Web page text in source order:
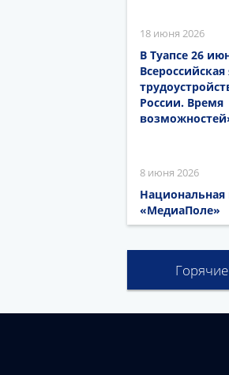
18 июня 2026
В Туапсе 26
России. Время
8 июня 2026
«МедиаПоле»